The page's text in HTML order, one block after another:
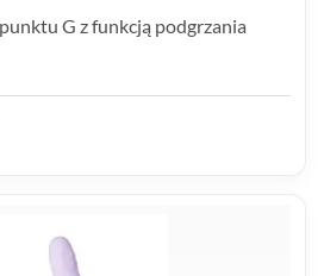
G z funkcją podgrzania